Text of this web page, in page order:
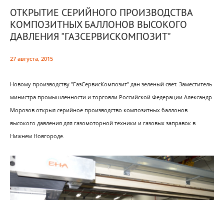
ОТКРЫТИЕ СЕРИЙНОГО ПРОИЗВОДСТВА
КОМПОЗИТНЫХ БАЛЛОНОВ ВЫСОКОГО
ДАВЛЕНИЯ "ГАЗСЕРВИСКОМПОЗИТ"
27 августа, 2015
Новому производству "ГазСервисКомпозит" дан зеленый свет. Заместитель
министра промышленности и торговли Российской Федерации Александр
Морозов открыл серийное производство композитных баллонов
высокого давления для газомоторной техники и газовых заправок в
Нижнем Новгороде.